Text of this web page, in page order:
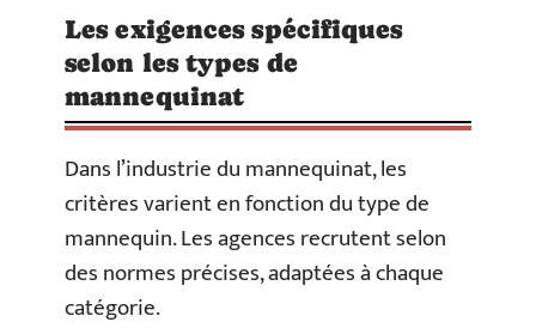
Les exigences spécifiques
selon les types de
mannequinat
Dans l’industrie du mannequinat, les
critères varient en fonction du type de
mannequin. Les agences recrutent selon
des normes précises, adaptées à chaque
catégorie.